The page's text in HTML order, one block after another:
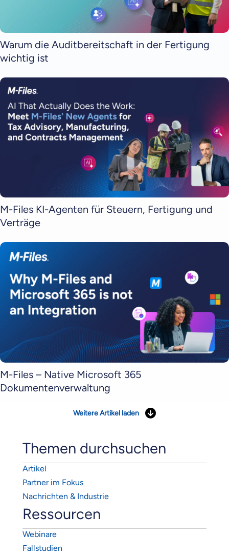
Warum die Auditbereitschaft in der Fertigung
wichtig ist
M-Files KI-Agenten für Steuern, Fertigung und
Verträge
M-Files – Native Microsoft 365
Dokumentenverwaltung
Weitere Artikel laden
Themen durchsuchen
Artikel
Partner im Fokus
Nachrichten & Industrie
Ressourcen
Webinare
Fallstudien